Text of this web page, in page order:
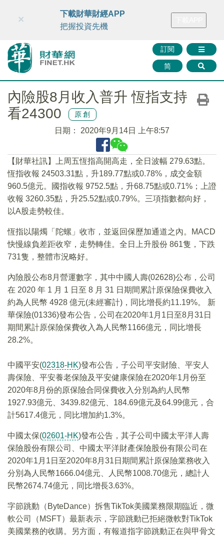
財華智庫網 FINTV FINMETA 財華證券 媒體矩陣
訂閱
简
×
下載財華財經APP
把握投資先機
內險股8月收入普升 恆指支持
看24300
原創
日期： 2020年9月14日 上午8:57
【財華社訊】上周五恆指高開高走，全日波幅 279.63點。
恆指收報 24503.31點，升189.77點或0.78%，成交金額
960.5億元。國指收報 9752.5點，升68.75點或0.71%；上證
收報 3260.35點，升25.52點或0.79%。三項指數都向好，
以A股走勢較佳。
恆指以陽燭「陀螺」收市，並返回保歷加通道之內。MACD
快慢線負差距收窄，走勢轉佳。全日上升股份 861隻，下跌
731隻，整體市況略好。
內險股公布8月營運數字，其中中國人壽(02628)公布，公司
在 2020 年 1 月 1 日至 8 月 31 日期間累計原保險保費收入
約為人民幣 4928 億元(未經審計)，同比增長約11.19%。 新
華保險(01336)發布公告，公司在2020年1月1日至8月31日
期間累計原保險保費收入為人民幣1166億元，同比增長
28.2%。
中國平安(02318-HK)發布公告，子公司平安財險、平安人
壽保險、平安養老保險及平安健康保險在2020年1月份至
2020年8月份的原保險合同保費收入分別為約人民幣
1927.93億元、3439.82億元、184.69億元及64.99億元，合
計5617.4億元，同比增加約1.3%。
中國太保(02601-HK)發布公告，其子公司中國太平洋人壽
保險股份有限公司、中國太平洋財產保險股份有限公司在
2020年1月1日至2020年8月31日期間累計原保險業務收入
分別為人民幣1666.04億元、人民幣1008.70億元，總計人
民幣2674.74億元，同比增長3.63%。
字節跳動（ByteDance）拆售TikTok美國業務限期臨近，微
軟公司（MSFT）最新表示，字節跳動已拒絕微軟對TikTok
美國業務的收購。另方面，有報道指字節跳動正在與甲骨文